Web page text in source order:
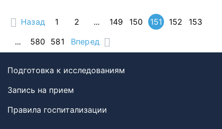
Назад 1 2 ... 149 150 151 152
153
...
580 581 Вперед
Подготовка к исследованиям
Запись на прием
Правила госпитализации